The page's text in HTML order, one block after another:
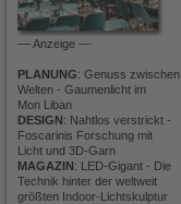
–– Anzeige ––
PLANUNG: Genuss zwischen
Welten - Gaumenlicht im
Mon Liban
DESIGN: Nahtlos verstrickt -
Foscarinis Forschung mit
Licht und 3D-Garn
MAGAZIN: LED-Gigant - Die
Technik hinter der weltweit
größten Indoor-Lichtskulptur